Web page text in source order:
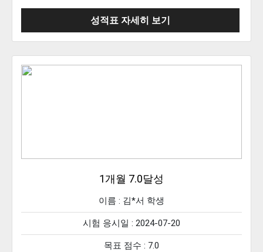
성적표 자세히 보기
1개월 7.0달성
이름 : 김*서 학생
시험 응시일 : 2024-07-20
목표 점수 : 7.0